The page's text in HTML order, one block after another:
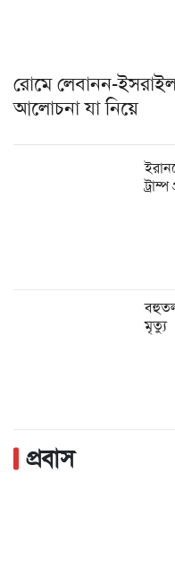
রোমে লেবানন-
আলোচনা যা নিয়ে
মৃত্যু
প্রবাস